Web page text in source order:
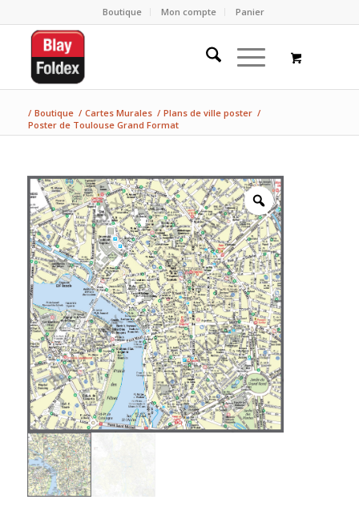
Boutique Mon compte Panier
/ Boutique / Cartes Murales / Plans de ville poster /
Poster de Toulouse Grand Format